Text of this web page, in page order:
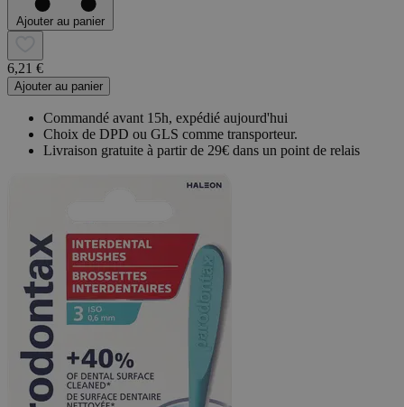
Ajouter au panier
6,21 €
Ajouter au panier
Commandé avant 15h, expédié aujourd'hui
Choix de DPD ou GLS comme transporteur.
Livraison gratuite à partir de 29€ dans un point de relais